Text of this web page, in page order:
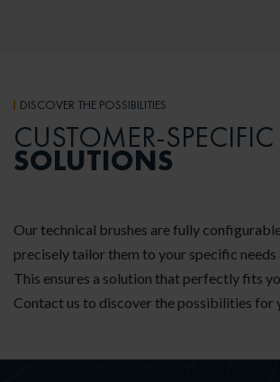
DISCOVER THE POSSIBILITIES
CUSTOMER-SPECIFIC
SOLUTIONS
Our technical brushes are fully
precisely tailor them to your specific needs
This ensures a solution that perfectly fits
Contact us to discover the possibilities for